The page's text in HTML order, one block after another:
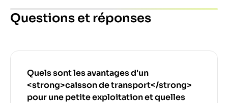
Questions et réponses
Quels sont les avantages d'un
<strong>caisson de transport</strong>
pour une petite exploitation et quelles